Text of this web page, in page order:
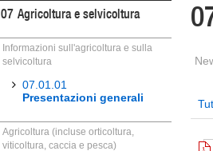
07 Agricoltura e selvicoltura
Informazioni sull'agricoltura e sulla
selvicoltura
07.01.01
Presentazioni generali
Agricoltura (incluse orticoltura,
viticoltura, caccia e pesca)